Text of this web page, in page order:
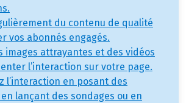
du contenu de qualité
vos abonnés engagés.
images attrayantes et des vidéos
l’interaction sur votre page.
l’interaction en posant des
lançant des sondages ou en